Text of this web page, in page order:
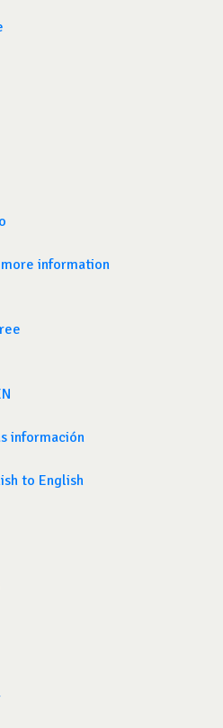
information
información
to English